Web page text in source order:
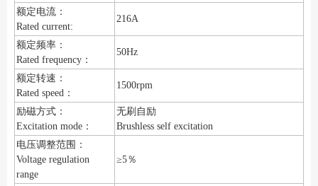
额定电流：
Rated current:
216A
额定频率：
Rated frequency：
50Hz
额定转速：
Rated speed：
1500rpm
励磁方式：
Excitation mode：
无刷自励
Brushless self excitation
电压调整范围：
Voltage regulation
range
≥5％